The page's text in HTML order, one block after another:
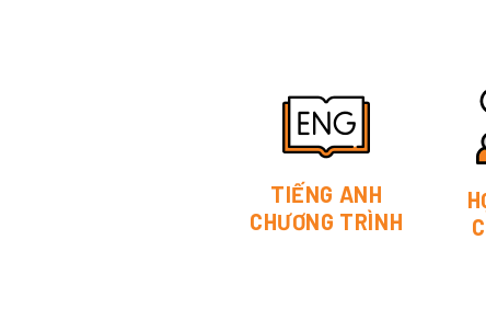
TIẾNG ANH
CHƯƠNG TRÌNH